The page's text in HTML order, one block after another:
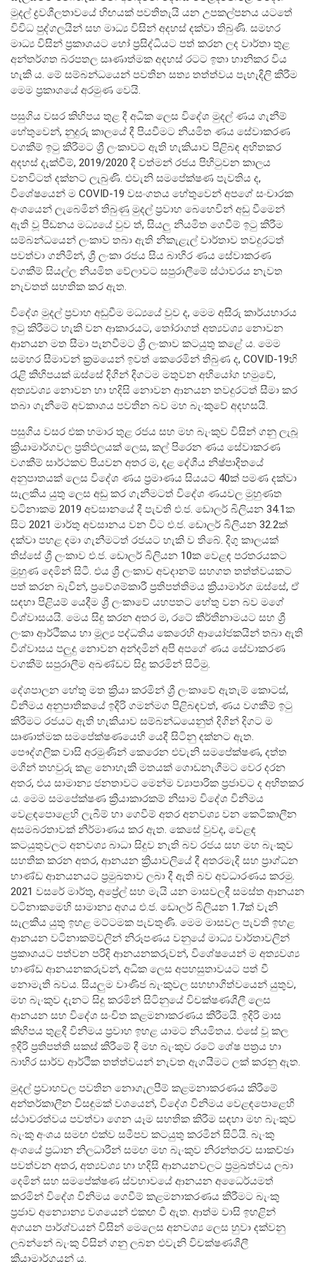
සංවිධාන ව්‍යුහය
පාලන ව්‍යුහය
ප්‍රධාන නිලධාරීන්
පාලන සංග්‍රහ සහ ප්‍රතිපත්ති
එක්ස්ටර් වාර්තාව
මුදල් ප්‍රතිපත්තිය
මූල්‍ය පද්ධතිය
මූල්‍ය පද්ධති ස්ථායිතාව
මූල්‍ය පද්ධති ස්ථායිතාව - සමස්ත විග්‍රහය
ප්‍රධාන කාර්යයන්
බැංකු අංශය
බැංකු නො වන මූල්‍ය හා කල්බදු අංශය
ප්‍රාථමික අලෙවිකරුවන්
ක්ෂුද්‍රමූල්‍ය අංශය
බලපත්‍රලාභී මුදල් තැරැව්කරුවන්
සාර්ව විචක්ෂණ අවේක්ෂණය
තිරසාර මූල්‍ය
නිරාකරණය
තැන්පතු රක්ෂණ
මූල්‍ය අන්තර්ගතභාවය
මූල්‍ය වෙළෙඳපොල
මූල්‍ය වෙළෙඳපොළ-සමස්ත විග්‍රහය
අන්තර් බැංකු ඒක්ෂණ මුදල් වෙ‍ෙළඳපොළ
දේශීය විදේශ විනිමය වෙළෙඳපොළ
විදේශ විනිමය පිළිබඳ ගෝලීය ප්‍රශස්ත භාවිත සංග්‍රහය හා
අනුගත වීම
රාජ්‍ය සුරැකුම්පත් වෙළෙඳපොළ
සාංගමික ණය සුරැකුම්පත් වෙළෙඳපොළ
කොටස් වෙළෙඳපොළ
මූල්‍ය යටිතල පහසුකම්
ගෙවීම් හා පියවීම් පද්ධතිය
නීති හා රෙගුලාසි
පිරමීඩ යෝජනා
උපකරණ සහ ක්‍රියාත්මක කිරීම
මූල්‍ය උපකරණ විශ්ලේෂණය
මූල්‍ය පද්ධති ස්ථායිතා කමිටුව
මූල්‍ය පද්ධති අධීක්ෂණ කමිටුව
මූල්‍ය ස්ථායිතා විවරණය
මුදල් ද්‍රවශීලතාවයේ හිඟයක් පවතිතැයි යන උපකල්පනය යටතේ
විවිධ පුද්ගලයින් සහ මාධ්‍ය විසින් අදහස් දක්වා තිබුණි. සමහර
මාධ්‍ය විසින් ප්‍රකාශයට හෝ ප්‍රසිද්ධියට පත් කරන ලද වාර්තා තුළ
අන්තර්ගත බරපතල සෘණාත්මක අදහස් රටට ඉතා හානිකර විය
හැකි ය. මේ සම්බන්ධයෙන් පවතින සත්‍ය තත්ත්වය පැහැදිලි කිරීම
මෙම ප්‍රකාශයේ අරමුණ වෙයි.
පසුගිය වසර කිහිපය තුළ දී අධික ලෙස විදේශ මුදල් ණය ගැනීම්
හේතුවෙන්, නුදුරු කාලයේ දී පියවීමට නියමිත ණය සේවාකරණ
වගකීම් ඉටු කිරීමට ශ්‍රී ලංකාවට ඇති හැකියාව පිළිබඳ අහිතකර
අදහස් දැක්වීම්, 2019/2020 දී වත්මන් රජය පිහිටුවන කාලය
වනවිටත් දක්නට ලැබුණි. එවැනි සමපේක්ෂණ පැවතිය ද,
විශේෂයෙන් ම COVID-19 වසංගතය හේතුවෙන් අපගේ සංචාරක
අංශයෙන් ලැබෙමින් තිබුණු මුදල් ප්‍රවාහ බෙහෙවින් අඩු වීමෙන්
ඇති වූ පීඩනය මධ්‍යයේ වුව ත්, සියලු නියමිත ගෙවීම් ඉටු කිරීම
සම්බන්ධයෙන් ලංකාව තබා ඇති නිකැළැල් වාර්තාව තවදුරටත්
පවත්වා ගනිමින්, ශ්‍රී ලංකා රජය සිය බාහිර ණය සේවාකරණ
වගකීම් සියල්ල නියමිත වේලාවට සපුරාලීමේ ස්ථාවරය නැවත
නැවතත් සහතික කර ඇත.
විදේශ මුදල් ප්‍රවාහ අඩුවීම මධ්‍යයේ වුව ද, මෙම අසීරු කාර්යභාරය
ඉටු කිරීමට හැකි වන ආකාරයට, තෝරාගත් අත්‍යවශ්‍ය නොවන
ආනයන මත සීමා පැනවීමට ශ්‍රී ලංකාව කටයුතු කළේ ය. මෙම
සමහර සීමාවන් ක්‍රමයෙන් ඉවත් කෙරෙමින් තිබුණ ද, COVID-19හි
රැළි කිහිපයක් ඔස්සේ දිගින් දිගටම මතුවන අභියෝග හමුවේ,
අත්‍යවශ්‍ය නොවන හා හදිසි නොවන ආනයන තවදුරටත් සීමා කර
තබා ගැනීමේ අවකාශය පවතින බව මහ බැංකුවේ අදහසයි.
පසුගිය වසර එක හමාර තුළ රජය සහ මහ බැංකුව විසින් ගනු ලැබූ
ක්‍රියාමාර්ගවල ප්‍රතිඵලයක් ලෙස, කල් පිරෙන ණය සේවාකරණ
වගකීම් සාර්ථකව පියවන අතර ම, දළ දේශීය නිෂ්පාදිතයේ
අනුපාතයක් ලෙස විදේශ ණය ප්‍රමාණය සියයට 40ක් පමණ දක්වා
සැලකිය යුතු ලෙස අඩු කර ගැනීමටත් විදේශ ණයවල මුහුණත
වටිනාකම 2019 අවසානයේ දී පැවති එ.ජ. ඩොලර් බිලියන 34.1ක
සිට 2021 මාර්තු අවසානය වන විට එ.ජ. ඩොලර් බිලියන 32.2ක්
දක්වා පහළ දමා ගැනීමටත් රජයට හැකි ව තිබේ. දිගු කාලයක්
තිස්සේ ශ්‍රී ලංකාව එ.ජ. ඩොලර් බිලියන 10ක වෙළඳ පරතරයකට
මුහුණ දෙමින් සිටී. එය ශ්‍රී ලංකාව අවදානම් සහගත තත්ත්වයකට
පත් කරන බැවින්, ප්‍රවේශම්කාරී ප්‍රතිපත්තිමය ක්‍රියාමාර්ග ඔස්සේ, ඒ
සඳහා පිළියම් යෙදීම ශ්‍රී ලංකාවේ යහපතට හේතු වන බව මගේ
විශ්වාසයයි. මෙය සිදු කරන අතර ම, රටේ කීර්තිනාමයට සහ ශ්‍රී
ලංකා ආර්ථිකය හා මූල්‍ය පද්ධතිය කෙරෙහි ආයෝජකයින් තබා ඇති
විශ්වාසය පලුදු නොවන අන්දමින් අපි අපගේ ණය සේවාකරණ
වගකීම් සපුරාලීම අඛණ්ඩව සිදු කරමින් සිටිමු.
දේශපාලන හේතු මත ක්‍රියා කරමින් ශ්‍රී ලංකාවේ ඇතැම් කොටස්,
විනිමය අනුපාතිකයේ ඉදිරි ගමන්මග පිළිබඳවත්, ණය වගකීම් ඉටු
කිරීමට රජයට ඇති හැකියාව සම්බන්ධයෙනුත් දිගින් දිගට ම
ඍණාත්මක සමපේක්ෂණයෙහි යෙදී සිටිනු දක්නට ඇත.
පෞද්ගලික වාසි අරමුණින් කෙරෙන එවැනි සමපේක්ෂණ, දත්ත
මගින් තහවුරු කළ නොහැකි මතයක් ගොඩනැගීමට වෙර දරන
අතර, එය සාමාන්‍ය ජනතාවට මෙන්ම ව්‍යාපාරික ප්‍රජාවට ද අහිතකර
ය. මෙම සමපේක්ෂණ ක්‍රියාකාරකම් නිසාම විදේශ විනිමය
වෙළඳපොළෙහි ලැබීම් හා ගෙවීම් අතර අනවශ්‍ය වන කෙටිකාලීන
අසමබරතාවක් නිර්මාණය කර ඇත. කෙසේ වුවද, වෙළඳ
කටයුතුවලට අනවශ්‍ය බාධා සිදුව නැති බව රජය සහ මහ බැංකුව
සහතික කරන අතර, ආනයන ක්‍රියාවලියේ දී අතරමැදි සහ ප්‍රාග්ධන
භාණ්ඩ ආනයනයට ප්‍රමුඛතාව ලබා දී ඇති බව අවධාරණය කරමු.
2021 වසරේ මාර්තු, අප්‍රේල් සහ මැයි යන මාසවලදී සමස්ත ආනයන
වටිනාකමෙහි සාමාන්‍ය අගය එ.ජ. ඩොලර් බිලියන 1.7ක් වැනි
සැලකිය යුතු ඉහළ මට්ටමක පැවතුණි. මෙම මාසවල පැවති ඉහළ
ආනයන වටිනාකම්වලින් නිරූපණය වනුයේ මාධ්‍ය වාර්තාවලින්
ප්‍රකාශයට පත්වන පරිදි ආනයනකරුවන්, විශේෂයෙන් ම අත්‍යවශ්‍ය
භාණ්ඩ ආනයනකරුවන්, අධික ලෙස අපහසුතාවයට පත් වී
නොමැති බවය. සියලුම වාණිජ බැංකුවල සහභාගිත්වයෙන් යුතුව,
මහ බැංකුව දැනට සිදු කරමින් සිටිනුයේ විචක්ෂණශීලී ලෙස
ආනයන සහ විදේශ සංචිත කළමනාකරණය කිරීමයි. ඉදිරි මාස
කිහිපය තුළදී විනිමය ප්‍රවාහ ඉහළ යාමට නියමිතය. එසේ වූ කල
ඉදිරි ප්‍රතිපත්ති සකස් කිරීමේ දී මහ බැංකුව රටේ ශේෂ පත්‍රය හා
බාහිර සාර්ව ආර්ථික තත්ත්වයන් නැවත ඇගයීමට ලක් කරනු ඇත.
මුදල් ප්‍රවාහවල පවතින නොගැලපීම් කළමනාකරණය කිරීමේ
අන්තර්කාලීන විසඳුමක් වශයෙන්, විදේශ විනිමය වෙළඳපොළෙහි
ස්ථාවරත්වය පවත්වා ගෙන යෑම සහතික කිරීම සඳහා මහ බැංකුව
බැංකු අංශය සමඟ එක්ව සමීපව කටයුතු කරමින් සිටියි. බැංකු
අංශයේ ප්‍රධාන නිලධාරීන් සමඟ මහ බැංකුව නිරන්තරව සාකච්ඡා
පවත්වන අතර‍, අත්‍යවශ්‍ය හා හදිසි ආනයනවලට ප්‍රමුඛත්වය ලබා
දෙමින් සහ සමපේක්ෂණ ස්වභාවයේ ආනයන අධෛර්යමත්
කරමින් විදේශ විනිමය ගෙවීම් කළමනාකරණය කිරීමට බැංකු
ප්‍රජාව අන්‍යොන්‍ය වශයෙන් එකඟ වී ඇත. ආත්ම වාසි ඉහළින්
අගයන පාර්ශ්වයන් විසින් මෙලෙස අනවශ්‍ය ලෙස හුවා දක්වනු
ලබන්නේ බැංකු විසින් ගනු ලබන එවැනි විචක්ෂණශීලී
ක්‍රියාමාර්ගයන් ය.